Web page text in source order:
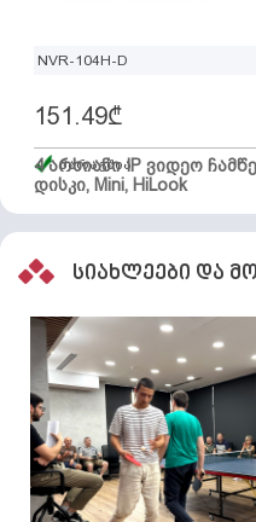
NVR-104H-D
4 არხიანი IP ვიდეო
დისკი, Mini, HiLook
151.49₾
მარაგშია
სიახლეები და